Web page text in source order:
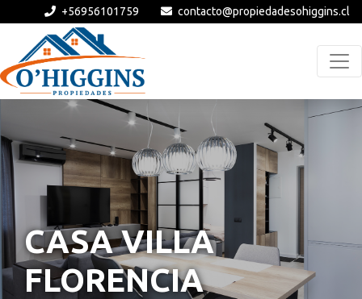
+56956101759 contacto@propiedadesohiggins.cl
CASA VILLA
FLORENCIA